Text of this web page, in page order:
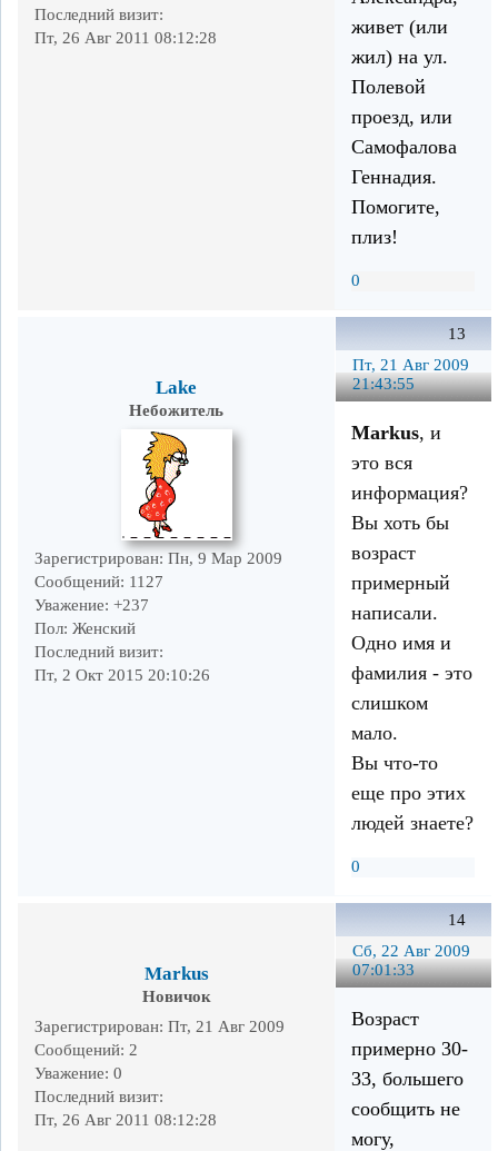
Последний визит:
Пт, 26 Авг 2011 08:12:28
живет (или
жил) на ул.
Полевой
проезд, или
Самофалова
Геннадия.
Помогите,
плиз!
0
13
Пт, 21 Авг 2009
21:43:55
Lake
Небожитель
Зарегистрирован: Пн, 9 Мар 2009
Сообщений: 1127
Уважение: +237
Пол: Женский
Последний визит:
Пт, 2 Окт 2015 20:10:26
Markus, и
это вся
информация?
Вы хоть бы
возраст
примерный
написали.
Одно имя и
фамилия - это
слишком
мало.
Вы что-то
еще про этих
людей знаете?
0
14
Сб, 22 Авг 2009
07:01:33
Markus
Новичок
Зарегистрирован: Пт, 21 Авг 2009
Сообщений: 2
Уважение: 0
Последний визит:
Пт, 26 Авг 2011 08:12:28
Возраст
примерно 30-
33, большего
сообщить не
могу,